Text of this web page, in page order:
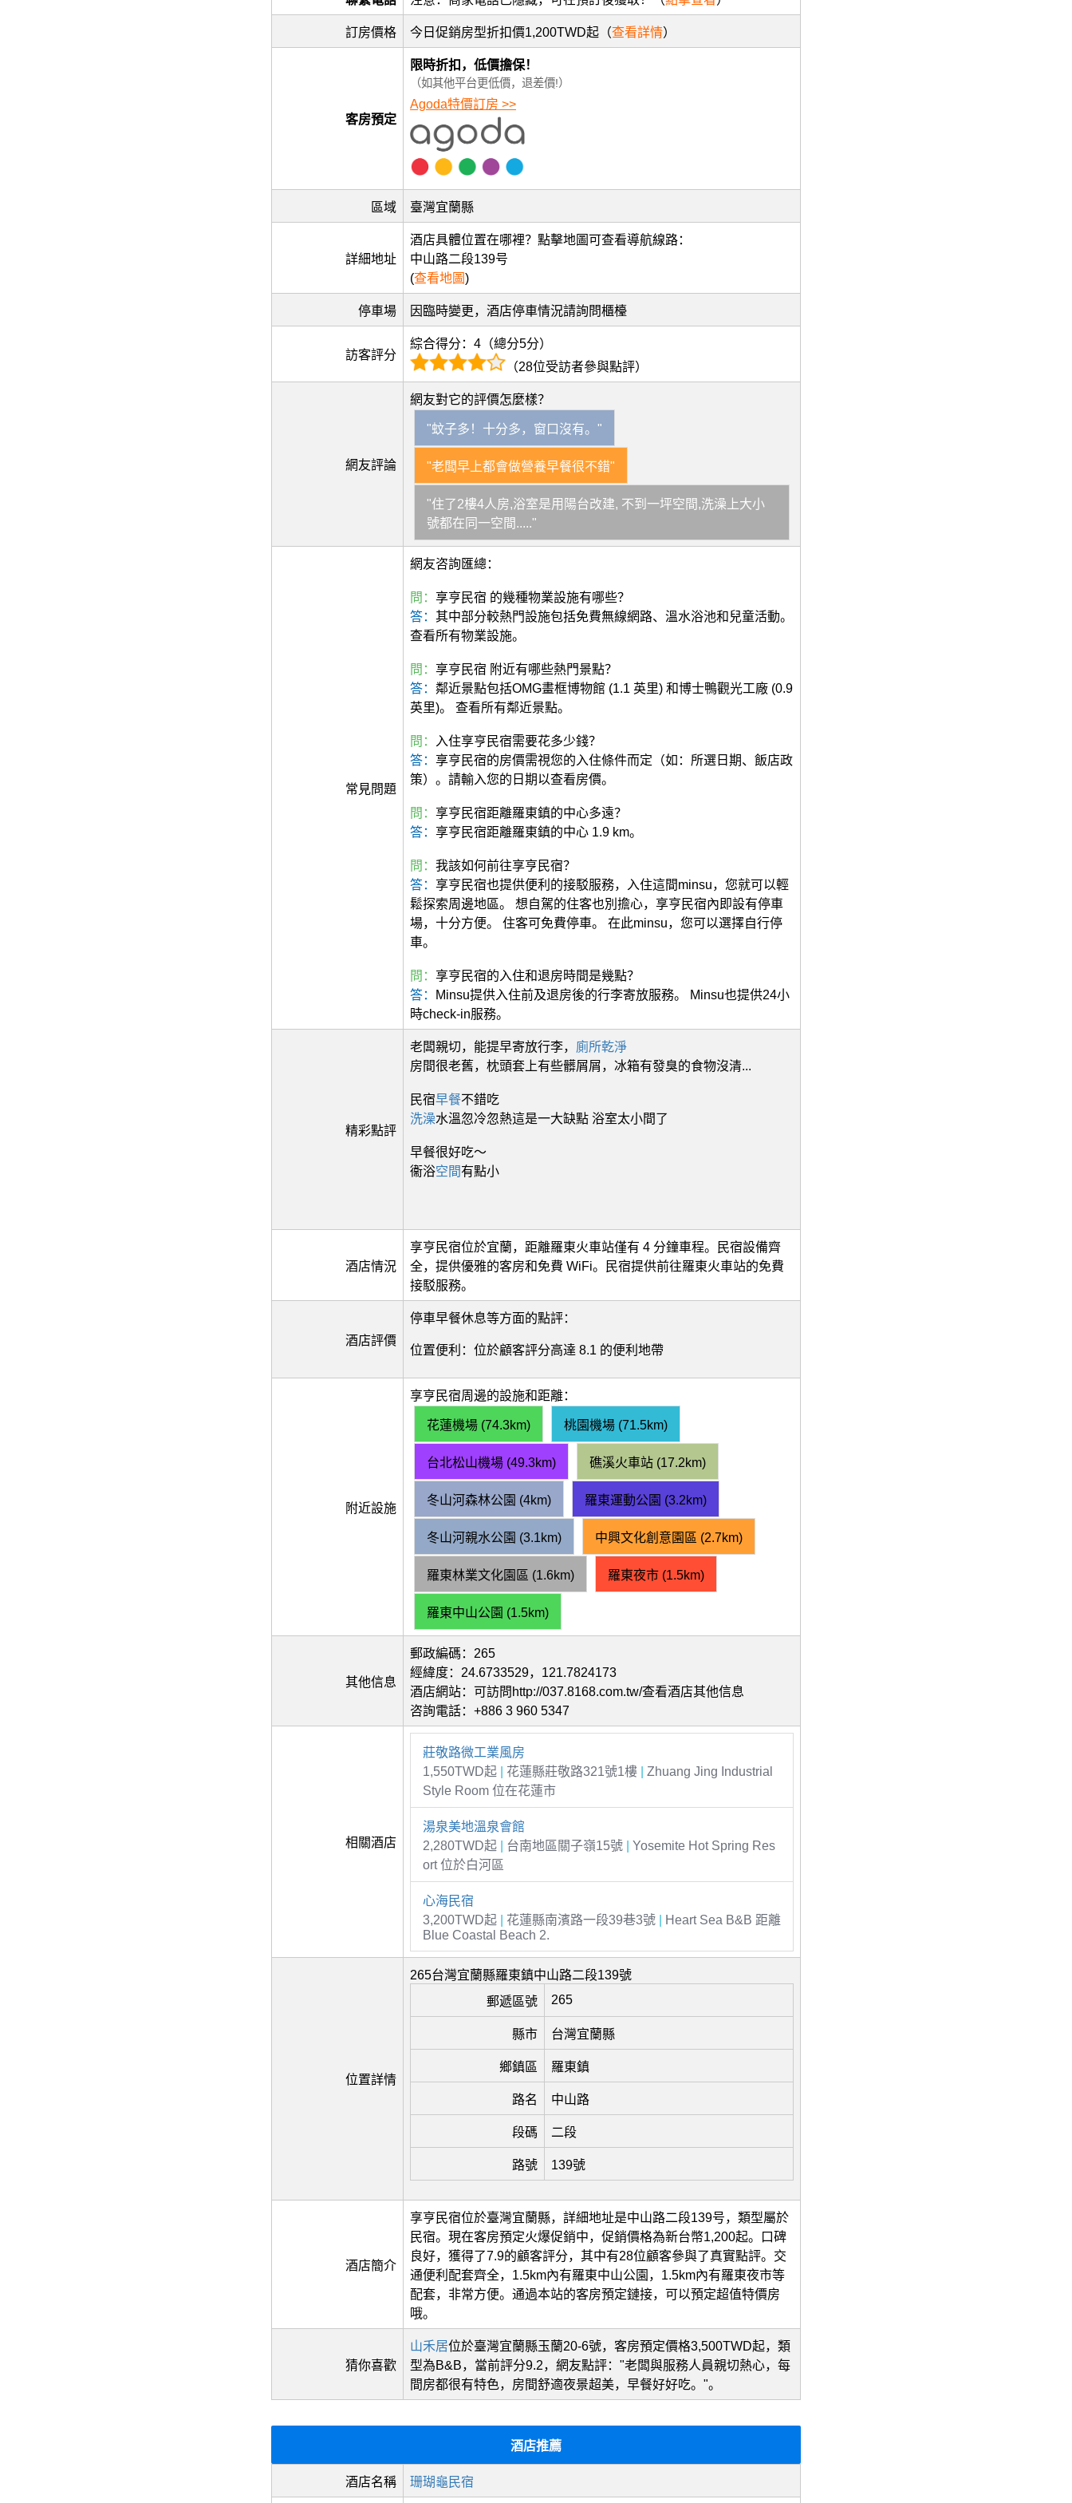
訂房價格 今日促銷房型折扣價1,200TWD起（查看詳情）
客房預定
限時折扣，低價擔保！
（如其他平台更低價，退差價!）
Agoda特價訂房 >>
區域 臺灣宜蘭縣
詳細地址
酒店具體位置在哪裡？點擊地圖可查看導航線路：
中山路二段139号
(查看地圖)
停車場 因臨時變更，酒店停車情況請詢問櫃檯
訪客評分
綜合得分：4（總分5分）
（28位受訪者參與點評）
網友評論
網友對它的評價怎麼樣？
"蚊子多！十分多，窗口沒有。"
"老闆早上都會做營養早餐很不錯"
"住了2樓4人房,浴室是用陽台改建, 不到一坪空間,洗澡上大小
號都在同一空間....."
常見問題
網友咨詢匯總：
問： 享亨民宿 的幾種物業設施有哪些？
答： 其中部分較熱門設施包括免費無線網路、溫水浴池和兒童活動。
查看所有物業設施。
問： 享亨民宿 附近有哪些熱門景點？
答： 鄰近景點包括OMG畫框博物館 (1.1 英里) 和博士鴨觀光工廠 (0.9
英里)。 查看所有鄰近景點。
問：
入住享亨民宿需要花多少錢？
答： 享亨民宿的房價需視您的入住條件而定（如：所選日期、飯店政
策）。請輸入您的日期以查看房價。
問： 享亨民宿距離羅東鎮的中心多遠？
答： 享亨民宿距離羅東鎮的中心 1.9 km。
問： 我該如何前往享亨民宿？
答： 享亨民宿也提供便利的接駁服務，入住這間minsu，您就可以輕
鬆探索周邊地區。 想自駕的住客也別擔心，享亨民宿內即設有停車
場，十分方便。 住客可免費停車。 在此minsu，您可以選擇自行停
車。
問： 享亨民宿的入住和退房時間是幾點？
答：
Minsu提供入住前及退房後的行李寄放服務。 Minsu也提供24小
時check-in服務。
精彩點評
老闆親切，能提早寄放行李， 廁所乾淨
房間很老舊，枕頭套上有些髒屑屑，冰箱有發臭的食物沒清...
民宿早餐不錯吃
洗澡水溫忽冷忽熱這是一大缺點 浴室太小間了
早餐很好吃～
衞浴空間有點小
酒店情況
享亨民宿位於宜蘭，距離羅東火車站僅有 4 分鐘車程。民宿設備齊
全，提供優雅的客房和免費 WiFi。民宿提供前往羅東火車站的免費
接駁服務。
酒店評價
停車早餐休息等方面的點評：
位置便利：位於顧客評分高達 8.1 的便利地帶
附近設施
享亨民宿周邊的設施和距離：
花蓮機場 (74.3km) 桃園機場 (71.5km)
台北松山機場 (49.3km) 礁溪火車站 (17.2km)
冬山河森林公園 (4km) 羅東運動公園 (3.2km)
冬山河親水公園 (3.1km) 中興文化創意園區 (2.7km)
羅東林業文化園區 (1.6km) 羅東夜市 (1.5km)
羅東中山公園 (1.5km)
其他信息
郵政編碼：265
經緯度：24.6733529，121.7824173
酒店網站：可訪問http://037.8168.com.tw/查看酒店其他信息
咨詢電話：+886 3 960 5347
相關酒店
莊敬路微工業風房
1,550TWD起
花蓮縣莊敬路321號1樓
Zhuang Jing Industrial
Style Room 位在花蓮市
湯泉美地溫泉會館
2,280TWD起
台南地區關子嶺15號
Yosemite Hot Spring Res
ort 位於白河區
心海民宿
3,200TWD起
花蓮縣南濱路一段39巷3號
Heart Sea B&B 距離
Blue Coastal Beach 2.
位置詳情
265台灣宜蘭縣羅東鎮中山路二段139號
郵遞區號
265
縣市 台灣宜蘭縣
鄉鎮區 羅東鎮
路名 中山路
段碼 二段
路號 139號
酒店簡介
享亨民宿位於臺灣宜蘭縣，詳細地址是中山路二段139号，類型屬於
民宿。現在客房預定火爆促銷中，促銷價格為新台幣1,200起。口碑
良好，獲得了7.9的顧客評分，其中有28位顧客參與了真實點評。交
通便利配套齊全，1.5km內有羅東中山公園，1.5km內有羅東夜市等
配套，非常方便。通過本站的客房預定鏈接，可以預定超值特價房
哦。
猜你喜歡
山禾居位於臺灣宜蘭縣玉蘭20-6號，客房預定價格3,500TWD起，類
型為B&B，當前評分9.2，網友點評："老闆與服務人員親切熱心，每
間房都很有特色，房間舒適夜景超美，早餐好好吃。"。
酒店推薦
酒店名稱 珊瑚龜民宿